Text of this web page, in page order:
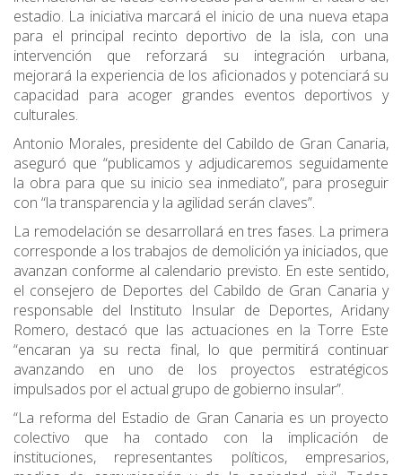
estadio. La iniciativa marcará el inicio de una nueva etapa
para el principal recinto deportivo de la isla, con una
intervención que reforzará su integración urbana,
mejorará la experiencia de los aficionados y potenciará su
capacidad para acoger grandes eventos deportivos y
culturales.
Antonio Morales, presidente del Cabildo de Gran Canaria,
aseguró que “publicamos y adjudicaremos seguidamente
la obra para que su inicio sea inmediato”, para proseguir
con “la transparencia y la agilidad serán claves”.
La remodelación se desarrollará en tres fases. La primera
corresponde a los trabajos de demolición ya iniciados, que
avanzan conforme al calendario previsto. En este sentido,
el consejero de Deportes del Cabildo de Gran Canaria y
responsable del Instituto Insular de Deportes, Aridany
Romero, destacó que las actuaciones en la Torre Este
“encaran ya su recta final, lo que permitirá continuar
avanzando en uno de los proyectos estratégicos
impulsados por el actual grupo de gobierno insular”.
“La reforma del Estadio de Gran Canaria es un proyecto
colectivo que ha contado con la implicación de
instituciones, representantes políticos, empresarios,